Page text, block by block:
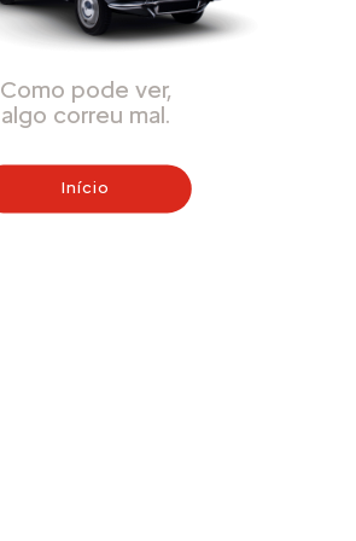
Como pode ver,
algo correu mal.
Início